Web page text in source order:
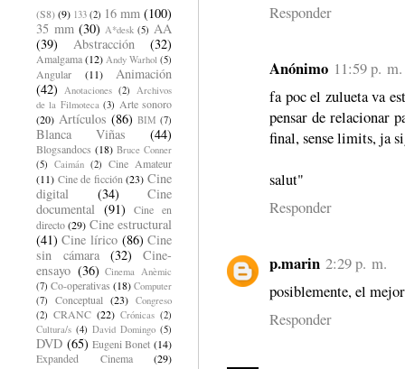
Responder
Anónimo 11:59 p. m.
fa poc el zulueta va
pensar de relacionar
final, sense limits, ja
salut"
Responder
p.marin 2:29 p. m.
posiblemente, el
Responder
(S8)(9) 133 (2) 16 mm (100)
35 mm (30) A*desk (5) AA
(39)
Abstracción (32)
Amalgama(12) Andy Warhol (5)
Angular (11)
Animación
(42)
Anotaciones (2)
Archivos
de la Filmoteca (3) Arte sonoro
(20) Artículos (86) BIM (7)
Blanca Viñas (44)
Blogsandocs (18) Bruce Conner
(5) Caimán (2) Cine Amateur
(11) Cine de ficción (23) Cine
digital
(34)
Cine
documental (91)
Cine en
directo (29) Cine estructural
(41) Cine lírico (86) Cine
sin cámara
(32)
Cine-
ensayo (36) Cinema Anèmic
(7) Co-operativas (18) Computer
(7)
Conceptual (23) Congreso
(2) CRANC (22) Crónicas (2)
Cultura/s (4) David Domingo (5)
DVD (65) Eugeni Bonet (14)
Expanded Cinema
(29)